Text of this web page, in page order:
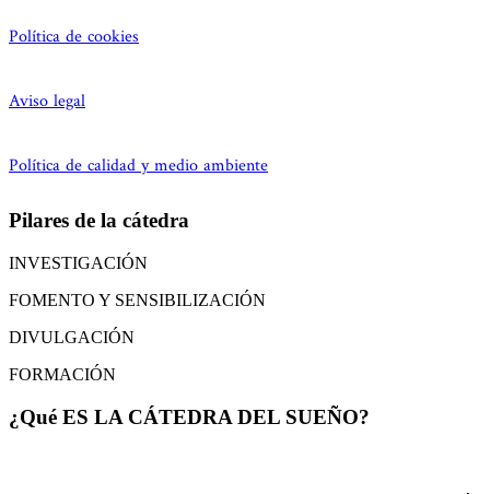
Política de cookies
Aviso legal
Política de calidad y medio ambiente
Pilares de la cátedra
INVESTIGACIÓN
FOMENTO Y SENSIBILIZACIÓN
DIVULGACIÓN
FORMACIÓN
¿Qué ES LA CÁTEDRA DEL SUEÑO?